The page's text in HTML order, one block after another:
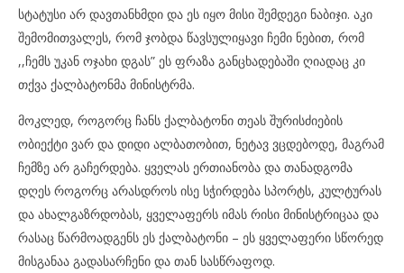
სტატუსი არ დავთანხმდი და ეს იყო მისი შემდეგი ნაბიჯი. აკი
შემომითვალეს, რომ ჯობდა წავსულიყავი ჩემი ნებით, რომ
,,ჩემს უკან ოჯახი დგას” ეს ფრაზა განცხადებაში ღიადაც კი
თქვა ქალბატონმა მინისტრმა.
მოკლედ, როგორც ჩანს ქალბატონი თეას შურისძიების
ობიექტი ვარ და დიდი ალბათობით, ნეტავ ვცდებოდე, მაგრამ
ჩემზე არ გაჩერდება. ყველას ერთიანობა და თანადგომა
დღეს როგორც არასდროს ისე სჭირდება სპორტს, კულტურას
და ახალგაზრდობას, ყველაფერს იმას რისი მინისტრიცაა და
რასაც წარმოადგენს ეს ქალბატონი – ეს ყველაფერი სწორედ
მისგანაა გადასარჩენი და თან სასწრაფოდ.